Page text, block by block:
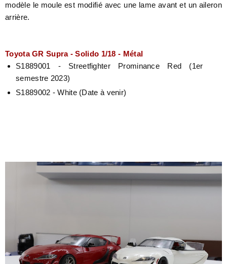
modèle le moule est modifié avec une lame avant et un aileron
arrière.
Toyota GR Supra - Solido 1/18 - Métal
S1889001 - Streetfighter Prominance Red (1er
semestre 2023)
S1889002 - White (Date à venir)